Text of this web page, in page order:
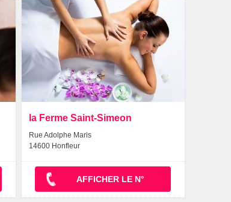
la Ferme Saint-Simeon
Rue Adolphe Maris
14600 Honfleur
AFFICHER LE N°